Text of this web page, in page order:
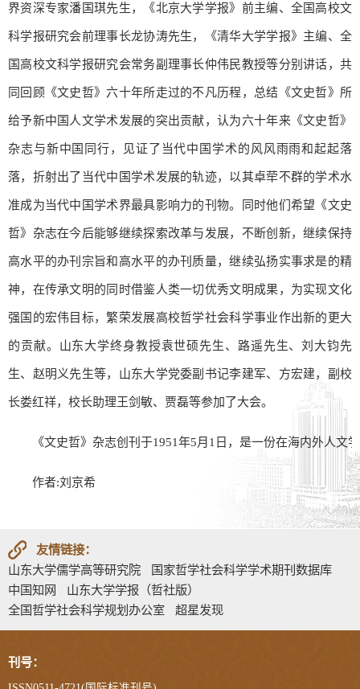
界资深专家潘国琪先生，《北京大学学报》前主编、全国高校文
科学报研究会前理事长龙协涛先生，《清华大学学报》主编、全
国高校文科学报研究会常务副理事长仲伟民教授等分别讲话，共
同回顾《文史哲》六十年所走过的不凡历程，总结《文史哲》所
给予新中国人文学术发展的突出贡献，认为六十年来《文史哲》
杂志与新中国同行，见证了当代中国学术的风风雨雨和起起落
落，折射出了当代中国学术发展的轨迹，以其卓荦不群的学术水
准成为当代中国学术界最具影响力的刊物。同时他们希望《文史
哲》杂志在今后能够继续探索改革与发展，不断创新，继续保持
高水平的办刊宗旨和高水平的办刊质量，继续弘扬实事求是的精
神，在传承文明的同时借鉴人类一切优秀文明成果，为实现文化
强国的宏伟目标，繁荣发展高校哲学社会科学事业作出新的更大
的贡献。山东大学终身教授袁世硕先生、路遥先生、刘大钧先
生、赵明义先生等，山东大学党委副书记李建军、方宏建，副校
长娄红祥，校长助理王剑敏、贾磊等参加了大会。
《文史哲》杂志创刊于1951年5月1日，是一份在海内外人
作者:刘京希
友情链接：
山东大学儒学高等研究院
国家哲学社会科学学术期刊数据库
中国知网
山东大学学报（哲社版）
全国哲学社会科学规划办公室
超星发现
刊号：